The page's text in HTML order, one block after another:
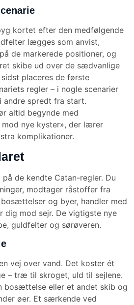
kortet efter den medfølgende
lægges som anvist,
de markerede positioner, og
skibe ud over de sædvanlige
placeres de første
regler – i nogle scenarier
spredt fra start.
altid begynde med
mod nye kyster», der lærer
komplikationer.
de kendte Catan-regler. Du
modtager råstoffer fra
og byer, handler med
dig mod sejr. De vigtigste nye
guldfelter og sørøveren.
vej over vand. Det koster ét
– træ til skroget, uld til sejlene.
bosættelse eller et andet skib og
øer. Et særkende ved